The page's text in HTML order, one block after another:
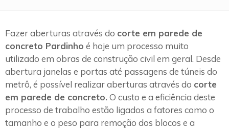
Fazer aberturas através do corte em parede de
concreto Pardinho é hoje um processo muito
utilizado em obras de construção civil em geral. Desde
abertura janelas e portas até passagens de túneis do
metrô, é possível realizar aberturas através do corte
em parede de concreto. O custo e a eficiência deste
processo de trabalho estão ligados a fatores como o
tamanho e o peso para remoção dos blocos e a